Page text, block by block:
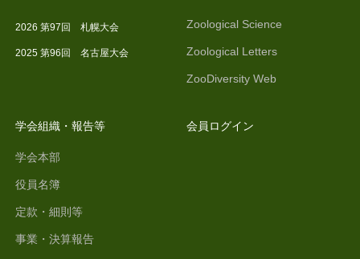
2026 第97回 札幌大会
2025 第96回 名古屋大会
Zoological Science
Zoological Letters
ZooDiversity Web
学会組織・報告等
学会本部
役員名簿
定款・細則等
事業・決算報告
会員ログイン